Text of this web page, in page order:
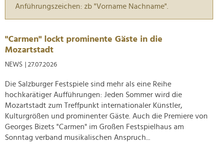
Anführungszeichen: zb "Vorname Nachname".
"Carmen" lockt prominente Gäste in die
Mozartstadt
NEWS | 27.07.2026
Die Salzburger Festspiele sind mehr als eine Reihe
hochkarätiger Aufführungen: Jeden Sommer wird die
Mozartstadt zum Treffpunkt internationaler Künstler,
Kulturgrößen und prominenter Gäste. Auch die Premiere von
Georges Bizets "Carmen" im Großen Festspielhaus am
Sonntag verband musikalischen Anspruch...